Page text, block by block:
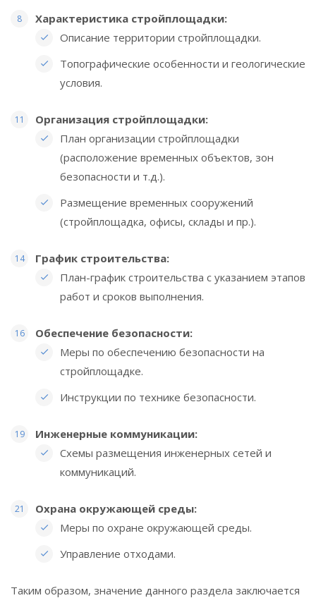
Характеристика стройплощадки:
Описание территории стройплощадки.
Топографические особенности и геологические
условия.
Организация стройплощадки:
План организации стройплощадки
(расположение временных объектов, зон
безопасности и т.д.).
Размещение временных сооружений
(стройплощадка, офисы, склады и пр.).
График строительства:
План-график строительства с указанием этапов
работ и сроков выполнения.
Обеспечение безопасности:
Меры по обеспечению безопасности на
стройплощадке.
Инструкции по технике безопасности.
Инженерные коммуникации:
Схемы размещения инженерных сетей и
коммуникаций.
Охрана окружающей среды:
Меры по охране окружающей среды.
Управление отходами.
Таким образом, значение данного раздела заключается